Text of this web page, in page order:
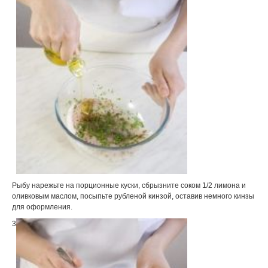
Рыбу нарежьте на порционные куски, сбрызните соком 1/2 лимона и
оливковым маслом, посыпьте рубленой кинзой, оставив немного кинзы
для оформления.
3